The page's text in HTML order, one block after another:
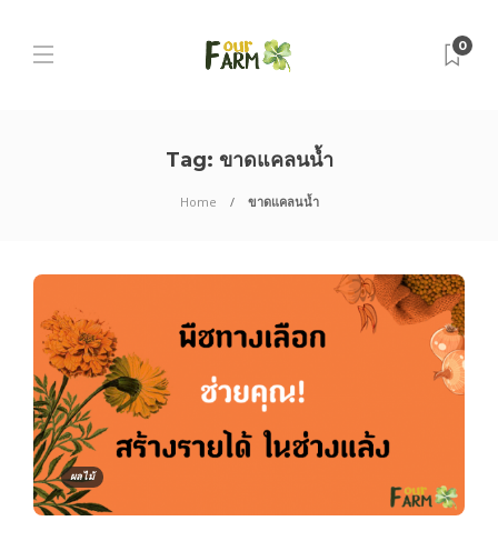
0
Tag: ขาดแคลนน้ำ
Home ขาดแคลนน้ำ
ผลไม้